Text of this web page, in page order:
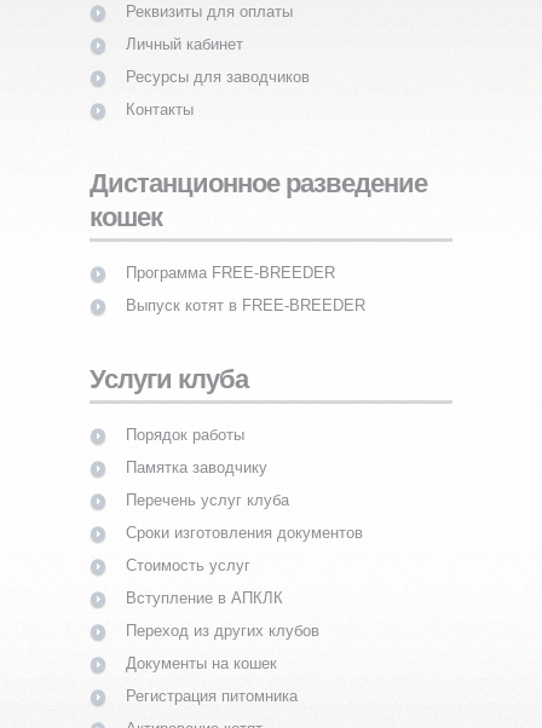
Реквизиты для оплаты
Личный кабинет
Ресурсы для заводчиков
Контакты
Дистанционное разведение
кошек
Программа FREE-BREEDER
Выпуск котят в FREE-BREEDER
Услуги клуба
Порядок работы
Памятка заводчику
Перечень услуг клуба
Сроки изготовления документов
Стоимость услуг
Вступление в АПКЛК
Переход из других клубов
Документы на кошек
Регистрация питомника